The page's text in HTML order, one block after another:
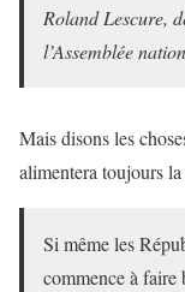
Roland Lescure,
l’Assemblée
Mais disons les
alimentera toujours
Si même les
commence à faire